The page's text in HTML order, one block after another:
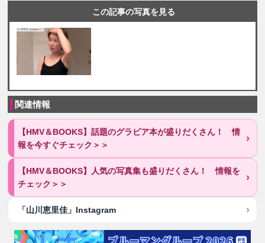
この記事の写真を見る
関連情報
【HMV＆BOOKS】話題のグラビア本が盛りだくさん！ 情
報を今すぐチェック＞＞
【HMV＆BOOKS】人気の写真集も盛りだくさん！ 情報を
チェック＞＞
「山川恵里佳」Instagram